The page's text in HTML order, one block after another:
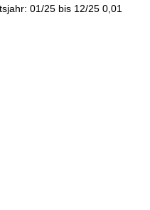
01/25 bis 12/25 0,01